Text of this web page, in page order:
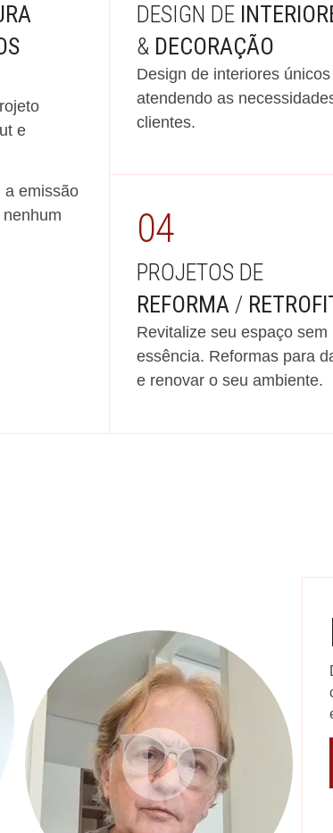
e
a emissão
DESIGN DE
& DECORAÇÃO
Design de interiores
atendendo as
clientes.
04
PROJETOS DE
REFORMA /
Revitalize seu espaço sem
essência. Reformas para
e renovar o seu ambiente.